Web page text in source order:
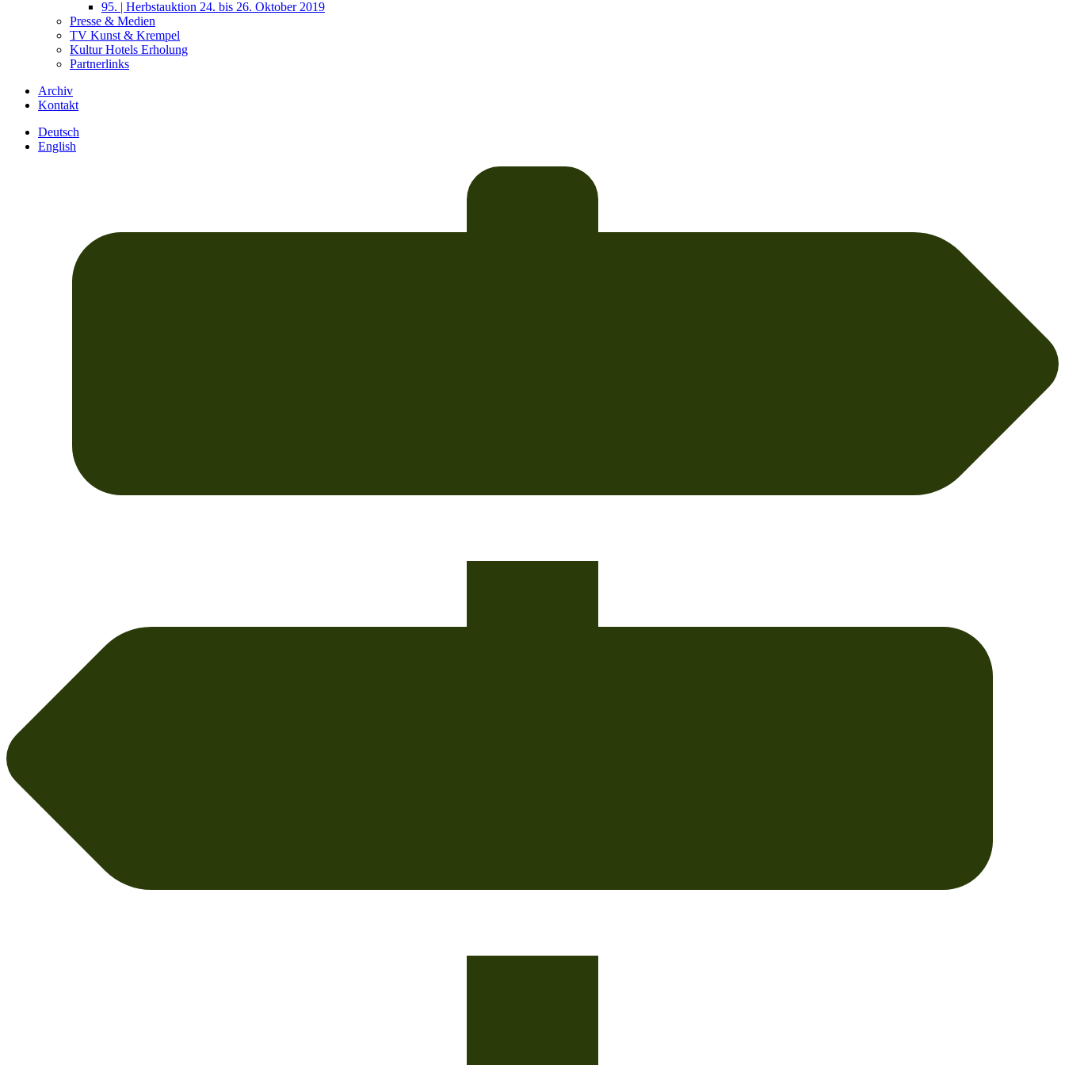
95. | Herbstauktion 24. bis 26. Oktober 2019
Presse & Medien
TV Kunst & Krempel
Kultur Hotels Erholung
Partnerlinks
Archiv
Kontakt
Deutsch
English